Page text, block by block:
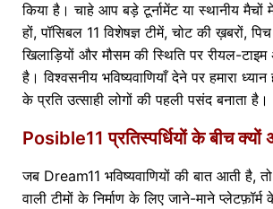
किया है। चाहे आप बड़े टूर्नामेंट या स्थानीय मैचों
हों, पॉसिबल 11 विशेषज्ञ टीमें, चोट की ख़बरों, पिच
खिलाड़ियों और मौसम की स्थिति पर रीयल-
है। विश्वसनीय भविष्यवाणियाँ देने पर हमारा
के प्रति उत्साही लोगों की पहली पसंद बनाता है।
Posible11 प्रतिस्पर्धियों के बीच
जब Dream11 भविष्यवाणियों की बात आती है,
वाली टीमों के निर्माण के लिए जाने-माने